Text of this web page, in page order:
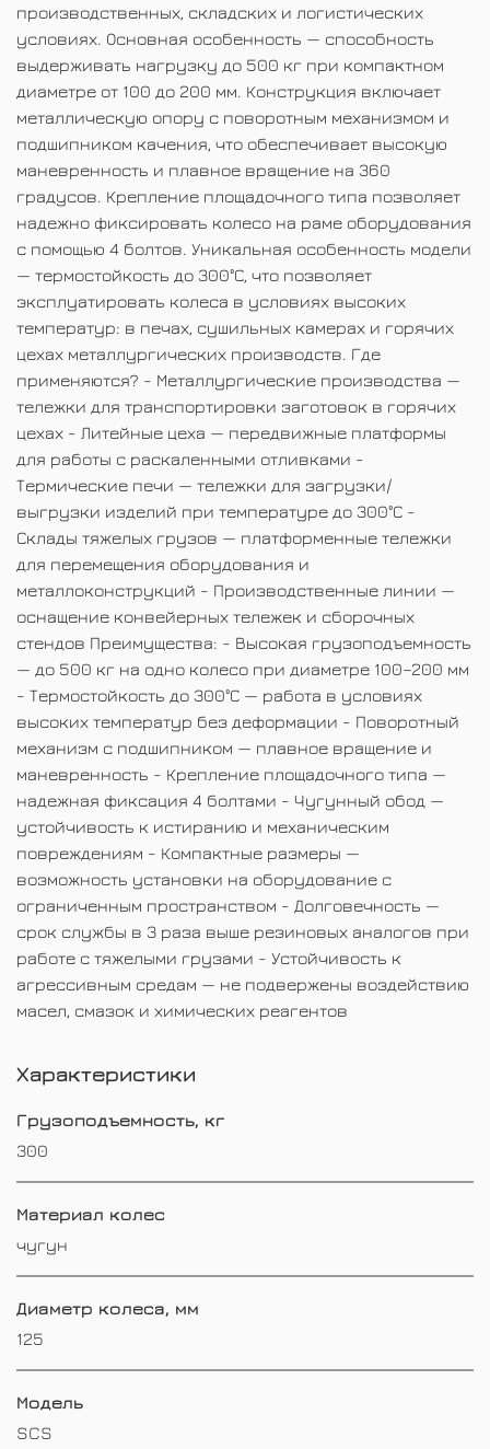
производственных, складских и логистических
условиях. Основная особенность — способность
выдерживать нагрузку до 500 кг при компактном
диаметре от 100 до 200 мм. Конструкция включает
металлическую опору с поворотным механизмом и
подшипником качения, что обеспечивает высокую
маневренность и плавное вращение на 360
градусов. Крепление площадочного типа позволяет
надежно фиксировать колесо на раме оборудования
с помощью 4 болтов. Уникальная особенность модели
— термостойкость до 300°С, что позволяет
эксплуатировать колеса в условиях высоких
температур: в печах, сушильных камерах и горячих
цехах металлургических производств. Где
применяются? - Металлургические производства —
тележки для транспортировки заготовок в горячих
цехах - Литейные цеха — передвижные платформы
для работы с раскаленными отливками -
Термические печи — тележки для загрузки/
выгрузки изделий при температуре до 300°С -
Склады тяжелых грузов — платформенные тележки
для перемещения оборудования и
металлоконструкций - Производственные линии —
оснащение конвейерных тележек и сборочных
стендов Преимущества: - Высокая грузоподъемность
— до 500 кг на одно колесо при диаметре 100–200 мм
- Термостойкость до 300°С — работа в условиях
высоких температур без деформации - Поворотный
механизм с подшипником — плавное вращение и
маневренность - Крепление площадочного типа —
надежная фиксация 4 болтами - Чугунный обод —
устойчивость к истиранию и механическим
повреждениям - Компактные размеры —
возможность установки на оборудование с
ограниченным пространством - Долговечность —
срок службы в 3 раза выше резиновых аналогов при
работе с тяжелыми грузами - Устойчивость к
агрессивным средам — не подвержены воздействию
масел, смазок и химических реагентов
Характеристики
Грузоподъемность, кг
300
Материал колес
чугун
Диаметр колеса, мм
125
Модель
SCS